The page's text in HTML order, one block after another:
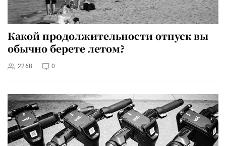
Какой продолжительности отпуск вы
обычно берете летом?
2268 0